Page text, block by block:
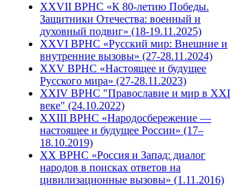
ХХVII ВРНС «К 80-летию Победы.
Защитники Отечества: военный и
духовный подвиг» (18-19.11.2025)
XXVI ВРНС «Русский мир: Внешние и
внутренние вызовы» (27-28.11.2024)
XXV ВРНС «Настоящее и будущее
Русского мира» (27-28.11.2023)
XXIV ВРНС "Православие и мир в XXI
веке" (24.10.2022)
XXIII ВРНС «Народосбережение —
настоящее и будущее России» (17–
18.10.2019)
XX ВРНС «Россия и Запад: диалог
народов в поисках ответов на
цивилизационные вызовы» (1.11.2016)